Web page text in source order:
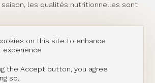
saison, les qualités nutritionnelles sont
l'ail et l'oignon, l'asperge est riche en
phosphore et manganèse.
prébiotique qui contribue à une
flore intestinale et lutte contre les
?
on this site to enhance
experience
the Accept button, you agree
so.